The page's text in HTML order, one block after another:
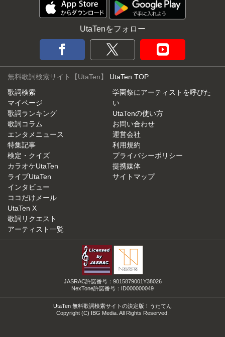
UtaTenをフォロー
無料歌詞検索サイト【UtaTen】 UtaTen TOP
歌詞検索
マイページ
歌詞ランキング
歌詞コラム
エンタメニュース
特集記事
検定・クイズ
カラオケUtaTen
ライブUtaTen
インタビュー
ココだけメール
UtaTen X
歌詞リクエスト
アーティスト一覧
学園祭にアーティストを呼びた
い
UtaTenの使い方
お問い合わせ
運営会社
利用規約
プライバシーポリシー
提携媒体
サイトマップ
JASRAC許諾番号：9015879001Y38026
NexTone許諾番号：ID000000049
UtaTen 無料歌詞検索サイトの決定版！うたてん
Copyright (C) IBG Media. All Rights Reserved.